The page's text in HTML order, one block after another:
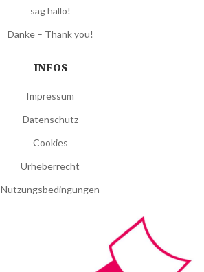
sag hallo!
Danke – Thank you!
INFOS
Impressum
Datenschutz
Cookies
Urheberrecht
Nutzungsbedingungen